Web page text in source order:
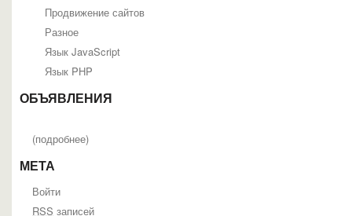
Продвижение сайтов
Разное
Язык JavaScript
Язык PHP
ОБЪЯВЛЕНИЯ
(подробнее)
МЕТА
Войти
RSS записей